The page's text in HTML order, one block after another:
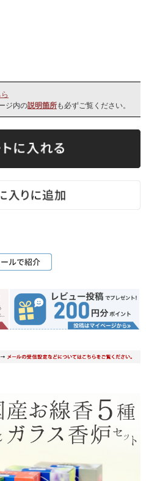
ジ内の説明箇所も必ずご覧ください。